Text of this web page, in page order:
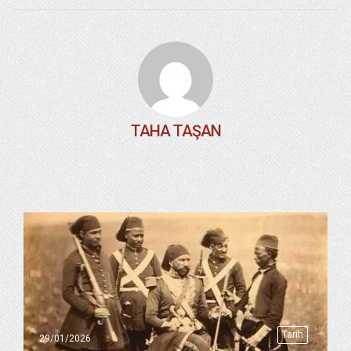
TAHA TAŞAN
Tarih
29/01/2026